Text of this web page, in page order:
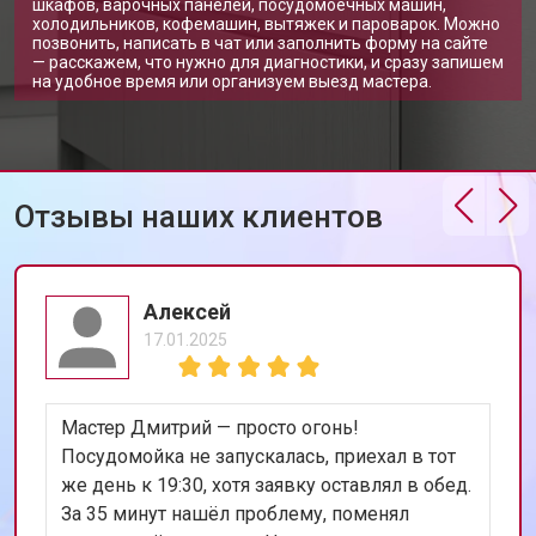
Замена замка посудомоечной
машины Neff
от 1600 ₽ Заказать
Ремонт электропроводки от 1250 ₽ Заказать
Корпусный ремонт (замена резинок,
креплений, кнопок)
(восстановление)
от 2590 ₽ Заказать
Замена датчика соли
Замена заливного клапана
Замена расходомера от 1600 ₽ Заказать
Замена разбрызгивателя от 750 ₽ Заказать
Замена пускового конденсатора
циркуляционного насоса
Заказать
шкафов, варочных панелей, посудомоечных машин,
холодильников, кофемашин, вытяжек и пароварок. Можно
позвонить, написать в чат или заполнить форму на сайте
— расскажем, что нужно для диагностики, и сразу запишем
на удобное время или организуем выезд мастера.
Отзывы наших клиентов
Алексей
17.01.2025
Мастер Дмитрий — просто огонь!
Посудомойка не запускалась, приехал в тот
же день к 19:30, хотя заявку оставлял в обед.
За 35 минут нашёл проблему, поменял